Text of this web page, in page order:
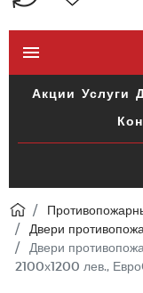
Акции Услуги
Двери
Двери
2100х1200 лев.,